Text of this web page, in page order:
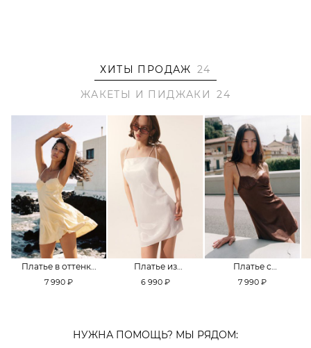
На Катерине размер XS/S, параметры 80/60/88, рост 172
ХИТЫ ПРОДАЖ 24
ЖАКЕТЫ И ПИДЖАКИ
24
Платье в оттенке
Pale Banana
7 990 ₽
Платье из
смесовой вискозы
6 990 ₽
Платье с
кружевной
7 990 ₽
НУЖНА ПОМОЩЬ? МЫ РЯДОМ: